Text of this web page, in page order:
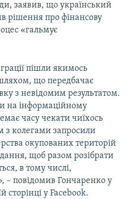
заявив, що український
рішення про фінансову
«гальмує
пішли якимось
що передбачає
з невідомим результатом.
на інформаційному
часу чекати чиїхось
колегами запросили
окупованих територій
щоб разом розібрати
в тому числі,
– повідомив Гончаренко у
сторінці у Facebook.